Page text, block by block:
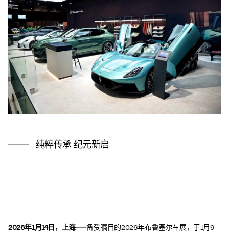
纯粹传承 纪元新启
2026年1月14日，上海——备受瞩目的2026年布鲁塞尔车展，于1月9